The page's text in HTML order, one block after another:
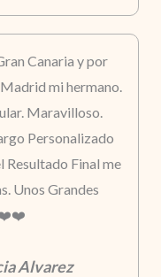
Canaria y por
mi hermano.
Maravilloso.
Personalizado
Resultado Final me
Unos Grandes
Alvarez